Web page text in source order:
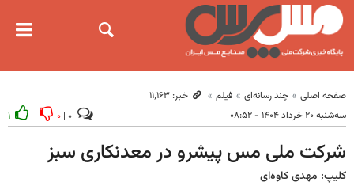
صفحه اصلی چند رسانه‌ای فیلم
خبر: ۱۱٬۱۶۳
سه‌شنبه ۲۰ خرداد ۱۴۰۴ - ۰۸:۵۲
۰ ۱
شرکت ملی مس پیشرو در معدنکاری سبز
کلیپ: مهدی کاوه‌‎ای